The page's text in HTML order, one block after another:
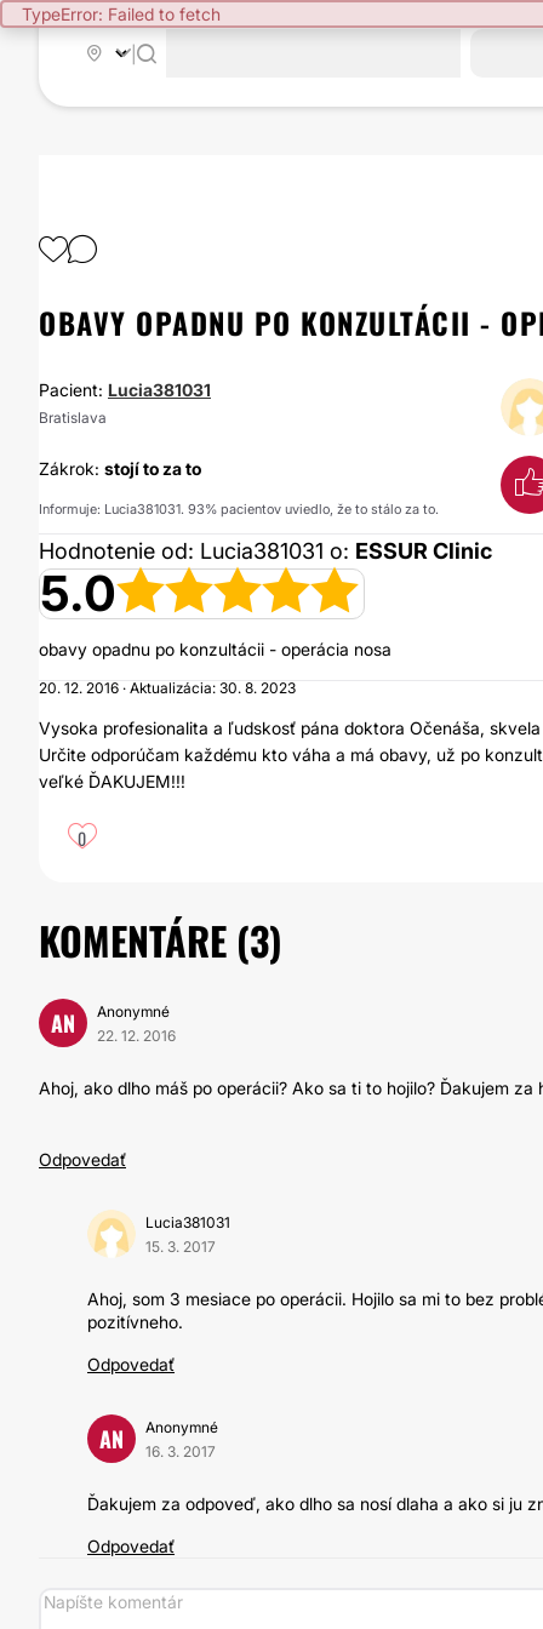
TypeError: Failed to fetch
OBAVY OPADNU PO KONZULTÁCII -
Pacient: Lucia381031
Bratislava
Zákrok: stojí to za to
Informuje: Lucia381031. 93% pacientov uviedlo, že to stálo za to.
Hodnotenie od: Lucia381031 o: ESSUR Clinic
5.0
obavy opadnu po konzultácii - operácia nosa
20. 12. 2016 · Aktualizácia: 30. 8. 2023
Vysoka profesionalita a ľudskosť pána doktora Očenáša,
Určite odporúčam každému kto váha a má obavy, už po
veľké ĎAKUJEM!!!
0
KOMENTÁRE (3)
AN
Anonymné
22. 12. 2016
Ahoj, ako dlho máš po operácii? Ako sa ti to hojilo? Ďakujem za
Odpovedať
Lucia381031
15. 3. 2017
Ahoj, som 3 mesiace po operácii. Hojilo sa mi to bez
pozitívneho.
Odpovedať
AN
Anonymné
16. 3. 2017
Ďakujem za odpoveď, ako dlho sa nosí dlaha a ako si ju
Odpovedať